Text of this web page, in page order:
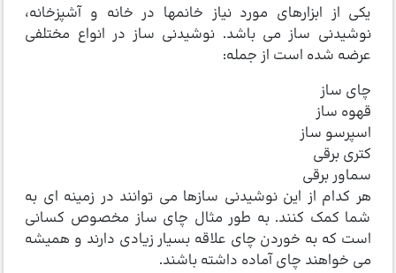
یکی از ابزارهای مورد نیاز خانمها در خانه و آشپزخانه،
نوشیدنی ساز می باشد. نوشیدنی ساز در انواع مختلفی
عرضه شده است از جمله:
چای ساز
قهوه ساز
اسپرسو ساز
کتری برقی
سماور برقی
هر کدام از این نوشیدنی سازها می توانند در زمینه ای به
شما کمک کنند. به طور مثال چای ساز مخصوص کسانی
است که به خوردن چای علاقه بسیار زیادی دارند و همیشه
می خواهند چای آماده داشته باشند.